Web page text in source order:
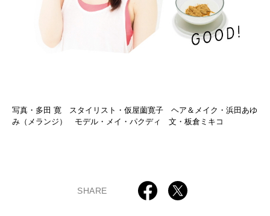
写真・多田 寛 スタイリスト・仮屋薗寛子 ヘア＆メイク・浜田あゆ
み（メランジ） モデル・メイ・パクディ 文・板倉ミキコ
SHARE